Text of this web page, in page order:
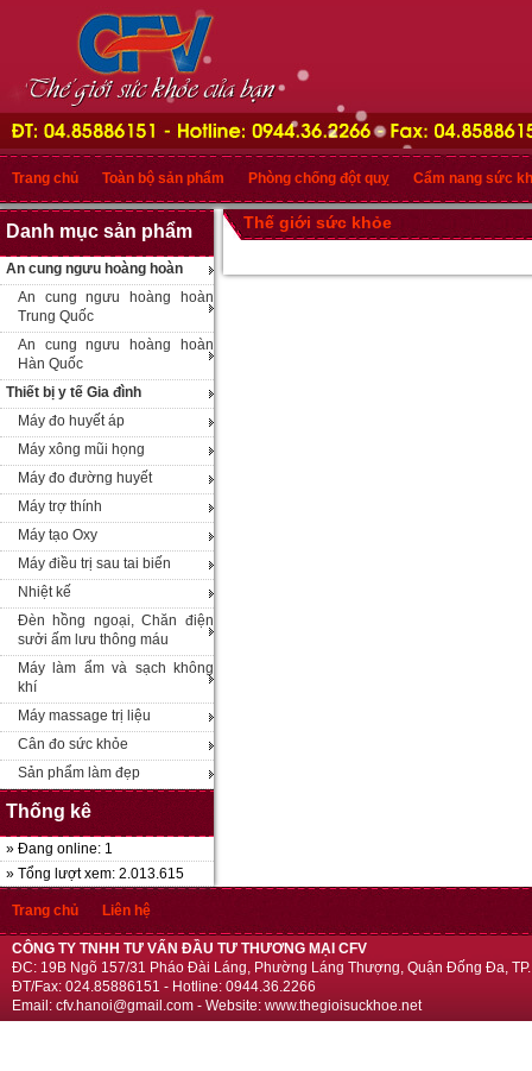
Trang chủ Toàn bộ sản phẩm Phòng chống đột quỵ Cẩm nang sức
Danh mục sản phẩm
An cung ngưu hoàng hoàn
An cung ngưu hoàng hoàn
Trung Quốc
An cung ngưu hoàng hoàn
Hàn Quốc
Thiết bị y tế Gia đình
Máy đo huyết áp
Máy xông mũi họng
Máy đo đường huyết
Máy trợ thính
Máy tạo Oxy
Máy điều trị sau tai biến
Nhiệt kế
Đèn hồng ngoại, Chăn điện
sưởi ấm lưu thông máu
Máy làm ẩm và sạch không
khí
Máy massage trị liệu
Cân đo sức khỏe
Sản phẩm làm đẹp
Thống kê
» Đang online: 1
» Tổng lượt xem: 2.013.615
Thế giới sức khỏe
Trang chủ Liên hệ
CÔNG TY TNHH TƯ VẤN ĐẦU TƯ THƯƠNG MẠI CFV
ĐC: 19B Ngõ 157/31 Pháo Đài Láng, Phường Láng Thượng, Quận Đống Đa,
ĐT/Fax: 024.85886151 - Hotline: 0944.36.2266
Email: cfv.hanoi@gmail.com - Website: www.thegioisuckhoe.net